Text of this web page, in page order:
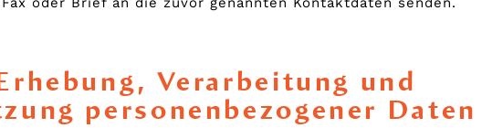
Verarbeitung und
personenbezogener Daten